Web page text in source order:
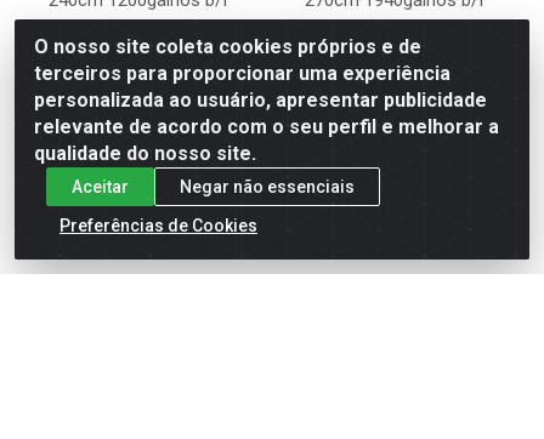
Código: 845777
Embalagem: Unidade
Caixa Com: 1 Unidade(s)
IPI: 13%
Faça seu login ou
cadastre-se para
comprar.
Código: 845778
Embalagem: Unidade
Caixa Com: 1 Unidade(s)
cadastre-se para
O nosso site coleta cookies próprios e de
terceiros para proporcionar uma experiência
personalizada ao usuário, apresentar publicidade
relevante de acordo com o seu perfil e melhorar a
qualidade do nosso site.
Aceitar
Negar não essenciais
Preferências de Cookies